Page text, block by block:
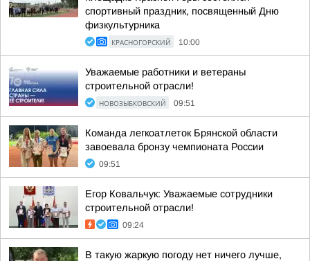
спортивный праздник, посвященный Дню
физкультурника
КРАСНОГОРСКИЙ 10:00
Уважаемые работники и ветераны
строительной отрасли!
НОВОЗЫБКОВСКИЙ 09:51
Команда легкоатлеток Брянской области
завоевала бронзу чемпионата России
09:51
Егор Ковальчук: Уважаемые сотрудники
строительной отрасли!
09:24
В такую жаркую погоду нет ничего лучше,